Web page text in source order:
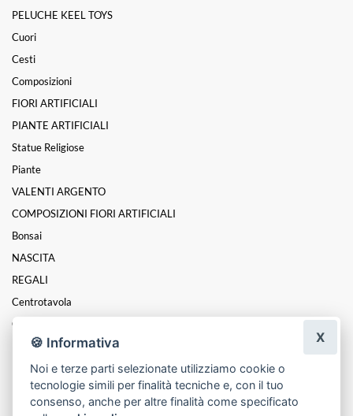
PELUCHE KEEL TOYS
Cuori
Cesti
Composizioni
FIORI ARTIFICIALI
PIANTE ARTIFICIALI
Statue Religiose
Piante
VALENTI ARGENTO
COMPOSIZIONI FIORI ARTIFICIALI
Bonsai
NASCITA
REGALI
Centrotavola
Coroncine
Funebre
Festa Della Donna
Festa Della Mamma
🍪 Informativa
Noi e terze parti selezionate utilizziamo cookie o
tecnologie simili per finalità tecniche e, con il tuo
consenso, anche per altre finalità come specificato
X